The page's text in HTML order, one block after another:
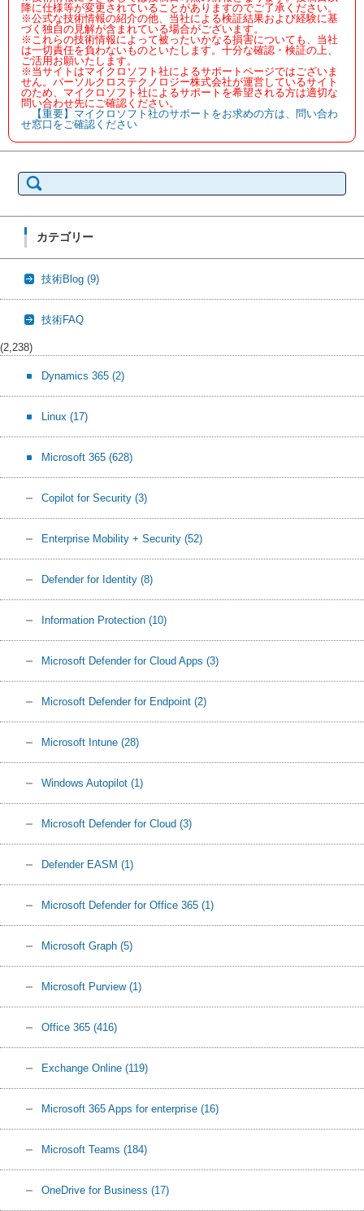
降に仕様等が変更されていることがありますのでご了承ください。
※公式な技術情報の紹介の他、当社による検証結果および経験に基
づく独自の見解が含まれている場合がございます。
※これらの技術情報によって被ったいかなる損害についても、当社
は一切責任を負わないものといたします。十分な確認・検証の上、
ご活用お願いたします。
※当サイトはマイクロソフト社によるサポートページではございま
せん。パーソルクロステクノロジー株式会社が運営しているサイト
のため、マイクロソフト社によるサポートを希望される方は適切な
問い合わせ先にご確認ください。
【重要】マイクロソフト社のサポートをお求めの方は、問い合わ
せ窓口をご確認ください
索:
カテゴリー
技術Blog (9)
技術FAQ
(2,238)
Dynamics 365 (2)
Linux (17)
Microsoft 365 (628)
Copilot for Security (3)
Enterprise Mobility + Security (52)
Defender for Identity (8)
Information Protection (10)
Microsoft Defender for Cloud Apps (3)
Microsoft Defender for Endpoint (2)
Microsoft Intune (28)
Windows Autopilot (1)
Microsoft Defender for Cloud (3)
Defender EASM (1)
Microsoft Defender for Office 365 (1)
Microsoft Graph (5)
Microsoft Purview (1)
Office 365 (416)
Exchange Online (119)
Microsoft 365 Apps for enterprise (16)
Microsoft Teams (184)
OneDrive for Business (17)